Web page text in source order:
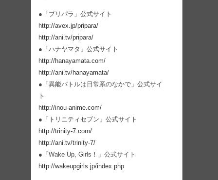
●「プリパラ」公式サイト
http://avex.jp/pripara/
http://ani.tv/pripara/
●「ハナヤマタ」公式サイト
http://hanayamata.com/
http://ani.tv/hanayamata/
●「異能バトルは日常系のなかで」公式サイ
ト
http://inou-anime.com/
●「トリニティセブン」公式サイト
http://trinity-7.com/
http://ani.tv/trinity-7/
●「Wake Up, Girls！」公式サイト
http://wakeupgirls.jp/index.php